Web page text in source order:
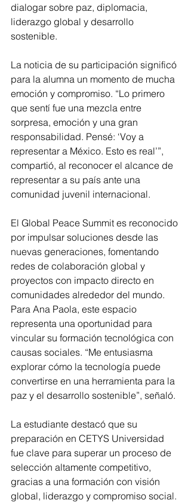
dialogar sobre paz, diplomacia,
liderazgo global y desarrollo
sostenible.
La noticia de su participación significó
para la alumna un momento de mucha
emoción y compromiso. “Lo primero
que sentí fue una mezcla entre
sorpresa, emoción y una gran
responsabilidad. Pensé: ‘Voy a
representar a México. Esto es real’”,
compartió, al reconocer el alcance de
representar a su país ante una
comunidad juvenil internacional.
El Global Peace Summit es reconocido
por impulsar soluciones desde las
nuevas generaciones, fomentando
redes de colaboración global y
proyectos con impacto directo en
comunidades alrededor del mundo.
Para Ana Paola, este espacio
representa una oportunidad para
vincular su formación tecnológica con
causas sociales. “Me entusiasma
explorar cómo la tecnología puede
convertirse en una herramienta para la
paz y el desarrollo sostenible”, señaló.
La estudiante destacó que su
preparación en CETYS Universidad
fue clave para superar un proceso de
selección altamente competitivo,
gracias a una formación con visión
global, liderazgo y compromiso social.